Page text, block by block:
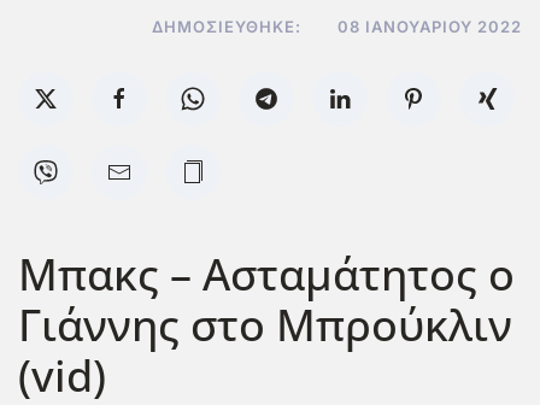
ΔΗΜΟΣΙΕΎΘΗΚΕ: 08 ΙΑΝΟΥΑΡΊΟΥ 2022
Μπακς – Ασταμάτητος ο
Γιάννης στο Μπρούκλιν
(vid)